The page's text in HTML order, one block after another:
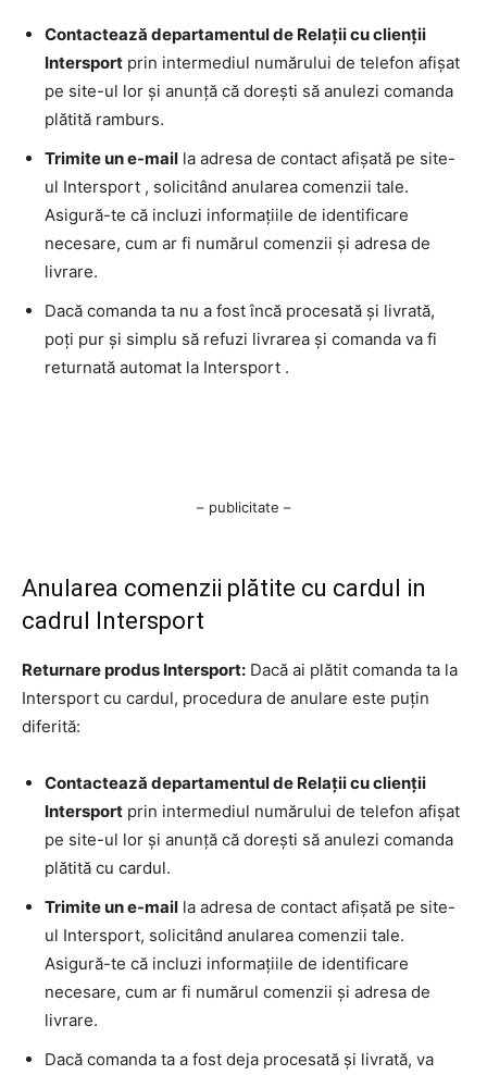
Contactează departamentul de Relații cu clienții
Intersport prin intermediul numărului de telefon afișat
pe site-ul lor și anunță că dorești să anulezi comanda
plătită ramburs.
Trimite un e-mail la adresa de contact afișată pe site-
ul Intersport , solicitând anularea comenzii tale.
Asigură-te că incluzi informațiile de identificare
necesare, cum ar fi numărul comenzii și adresa de
livrare.
Dacă comanda ta nu a fost încă procesată și livrată,
poți pur și simplu să refuzi livrarea și comanda va fi
returnată automat la Intersport .
– publicitate –
Anularea comenzii plătite cu cardul in
cadrul Intersport
Returnare produs Intersport: Dacă ai plătit comanda ta la
Intersport cu cardul, procedura de anulare este puțin
diferită:
Contactează departamentul de Relații cu clienții
Intersport prin intermediul numărului de telefon afișat
pe site-ul lor și anunță că dorești să anulezi comanda
plătită cu cardul.
Trimite un e-mail la adresa de contact afișată pe site-
ul Intersport, solicitând anularea comenzii tale.
Asigură-te că incluzi informațiile de identificare
necesare, cum ar fi numărul comenzii și adresa de
livrare.
Dacă comanda ta a fost deja procesată și livrată, va